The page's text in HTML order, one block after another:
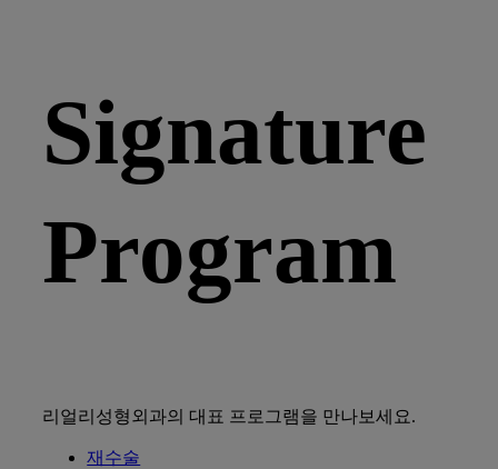
Signature
Program
리얼리성형외과의 대표 프로그램을 만나보세요.
재수술